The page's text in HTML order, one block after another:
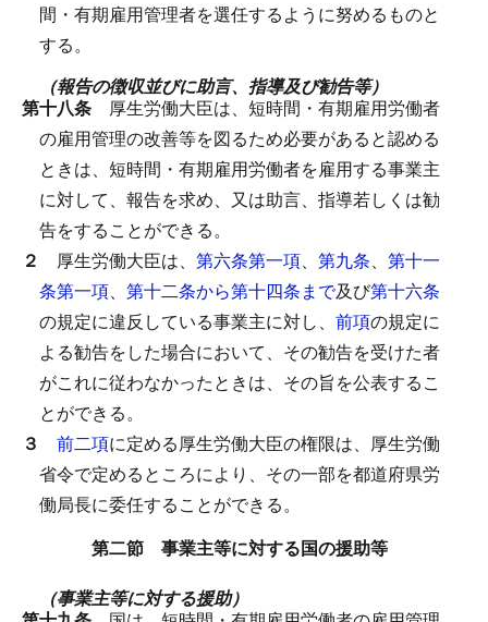
間・有期雇用管理者を選任するように努めるものと
する。
（報告の徴収並びに助言、指導及び勧告等）
第十八条 厚生労働大臣は、短時間・有期雇用労働者
の雇用管理の改善等を図るため必要があると認める
ときは、短時間・有期雇用労働者を雇用する事業主
に対して、報告を求め、又は助言、指導若しくは勧
告をすることができる。
２ 厚生労働大臣は、 第六条第一項、 第九条、 第十一
条第一項、 第十二条から第十四条まで及び第十六条
の規定に違反している事業主に対し、 前項の規定に
よる勧告をした場合において、その勧告を受けた者
がこれに従わなかったときは、その旨を公表するこ
とができる。
３ 前二項に定める厚生労働大臣の権限は、厚生労働
省令で定めるところにより、その一部を都道府県労
働局長に委任することができる。
第二節 事業主等に対する国の援助等
（事業主等に対する援助）